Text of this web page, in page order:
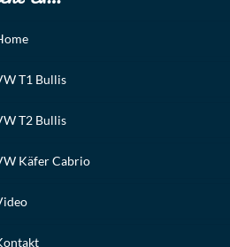
T1 Bullis
T2 Bullis
Käfer Cabrio